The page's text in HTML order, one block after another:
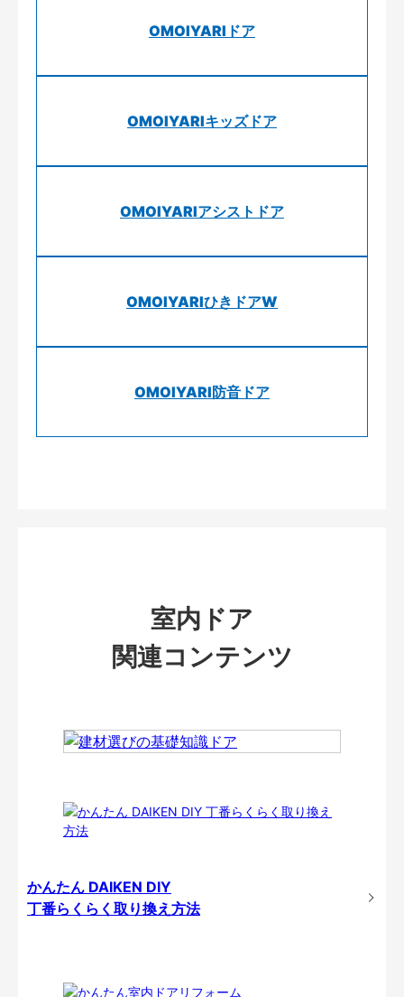
OMOIYARIドア
OMOIYARIキッズドア
OMOIYARIアシストドア
OMOIYARIひきドアW
OMOIYARI防音ドア
室内ドア
関連コンテンツ
かんたん DAIKEN DIY
丁番らくらく取り換え方法